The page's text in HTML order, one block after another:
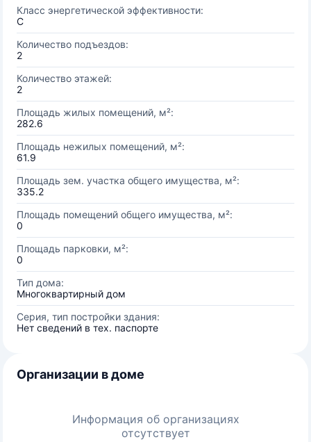
Класс энергетической эффективности:
C
Количество подъездов:
2
Количество этажей:
2
Площадь жилых помещений, м²:
282.6
Площадь нежилых помещений, м²:
61.9
Площадь зем. участка общего имущества, м²:
335.2
Площадь помещений общего имущества, м²:
0
Площадь парковки, м²:
0
Тип дома:
Многоквартирный дом
Серия, тип постройки здания:
Нет сведений в тех. паспорте
Организации в доме
Информация об организациях
отсутствует